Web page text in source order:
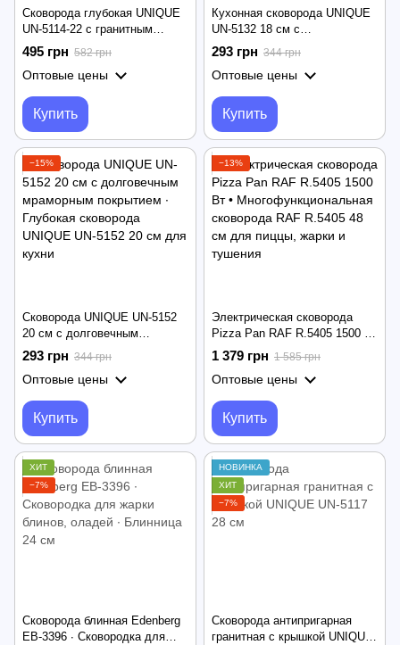
Сковорода глубокая UNIQUE
UN-5114-22 с гранитным
покрытием для всех плит ∙
Глубокая сковорода UNIQUE
UN-5114-22 с гранитным
495 грн 582 грн
Оптовые цены
Купить
Кухонная сковорода UNIQUE
UN-5132 18 см с
антипригарным гранитным
покрытием ∙ Универсальная
сковорода UNIQUE UN-5132
293 грн 344 грн
Оптовые цены
Купить
−15%
Сковорода UNIQUE UN-5152
20 см с долговечным
мраморным покрытием ∙
Глубокая сковорода UNIQUE
UN-5152 20 см для кухни
293 грн 344 грн
Оптовые цены
Купить
−13%
Электрическая сковорода
Pizza Pan RAF R.5405 1500 Вт
• Многофункциональная
сковорода RAF R.5405 48 см
для пиццы, жарки и тушения
1 379 грн 1 585 грн
Оптовые цены
Купить
ХИТ
−7%
Сковорода блинная Edenberg
EB-3396 ∙ Сковородка для
НОВИНКА
ХИТ
−7%
Сковорода антипригарная
гранитная с крышкой UNIQUE